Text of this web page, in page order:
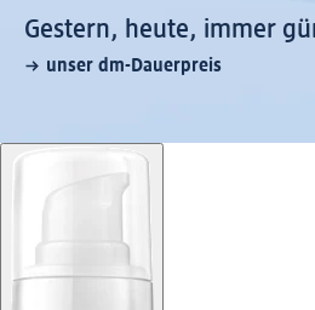
Gestern, heute, immer
unser dm-Dauerpreis